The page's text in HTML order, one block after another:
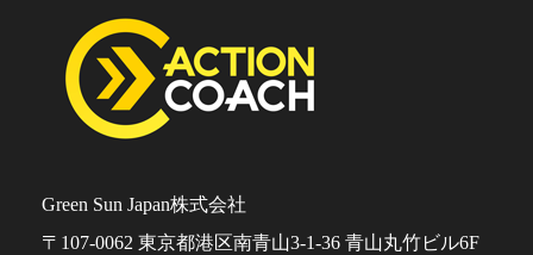
Green Sun Japan株式会社
〒107-0062 東京都港区南青山3-1-36 青山丸竹ビル6F